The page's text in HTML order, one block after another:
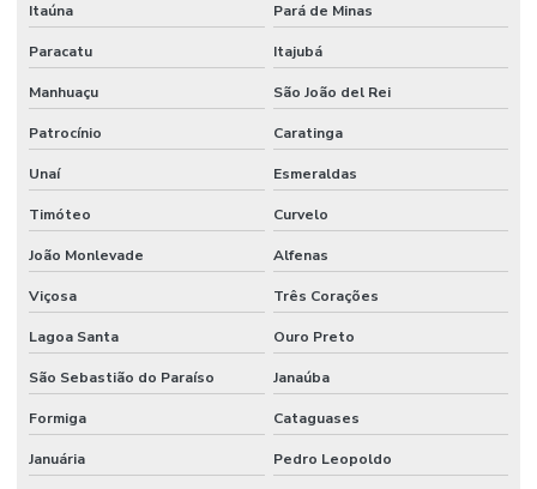
Itaúna Pará de Minas
Paracatu Itajubá
Manhuaçu São João del Rei
Patrocínio Caratinga
Unaí Esmeraldas
Timóteo Curvelo
João Monlevade Alfenas
Viçosa Três Corações
Lagoa Santa Ouro Preto
São Sebastião do Paraíso Janaúba
Formiga Cataguases
Januária Pedro Leopoldo